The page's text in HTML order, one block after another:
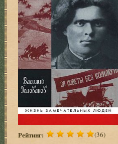
Рейтинг: (36)